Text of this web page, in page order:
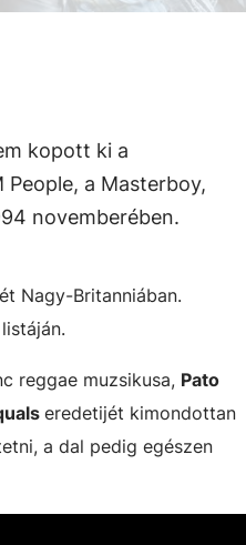
kopott ki a
a Masterboy,
novemberében.
Nagy-Britanniában.
reggae muzsikusa, Pato
eredetijét kimondottan
a dal pedig egészen